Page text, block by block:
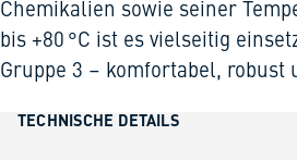
Chemikalien sowie seiner
bis +80 °C ist es vielseitig
Gruppe 3 – komfortabel, robust
TECHNISCHE DETAILS